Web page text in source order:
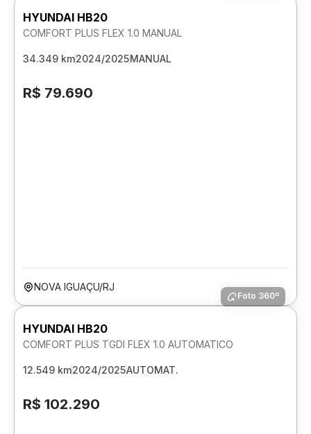
HYUNDAI HB20
COMFORT PLUS FLEX 1.0 MANUAL
34.349 km2024/2025MANUAL
R$ 79.690
NOVA IGUAÇU/RJ
Foto 360º
HYUNDAI HB20
COMFORT PLUS TGDI FLEX 1.0 AUTOMATICO
12.549 km2024/2025AUTOMAT.
R$ 102.290